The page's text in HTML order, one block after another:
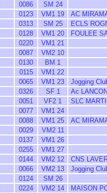
0086
SM 24
0123 VM1 19
AC
0313 SM 25
ECLS
0128 VM1 20
FOULEE
0220
VM1 21
0087
VM2 10
0130
BM 1
0115
VM1 22
0065 VM1 23
Jogging
0326 SF 1
Ac
0051 VF2 1
SLC
0077
VM1 24
0088 VM1 25
AC
0029
VM2 11
0137
VM1 26
0255
VM1 27
0144 VM2 12
CNS
0066 VM2 13
Jogging
0124
SM 26
0224 VM2 14
MAISON